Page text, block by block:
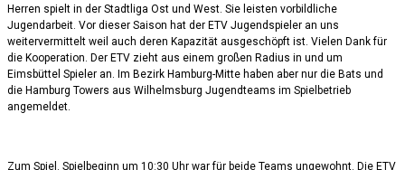
Herren spielt in der Stadtliga Ost und West. Sie leisten vorbildliche
Jugendarbeit. Vor dieser Saison hat der ETV Jugendspieler an uns
weitervermittelt weil auch deren Kapazität ausgeschöpft ist. Vielen Dank für
die Kooperation. Der ETV zieht aus einem großen Radius in und um
Eimsbüttel Spieler an. Im Bezirk Hamburg-Mitte haben aber nur die Bats und
die Hamburg Towers aus Wilhelmsburg Jugendteams im Spielbetrieb
angemeldet.
Zum Spiel. Spielbeginn um 10:30 Uhr war für beide Teams ungewohnt. Die ETV